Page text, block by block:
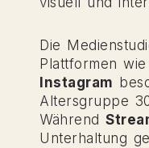
Die
Plattformen
Instagram
Altersgruppe
Während
Unterhaltung